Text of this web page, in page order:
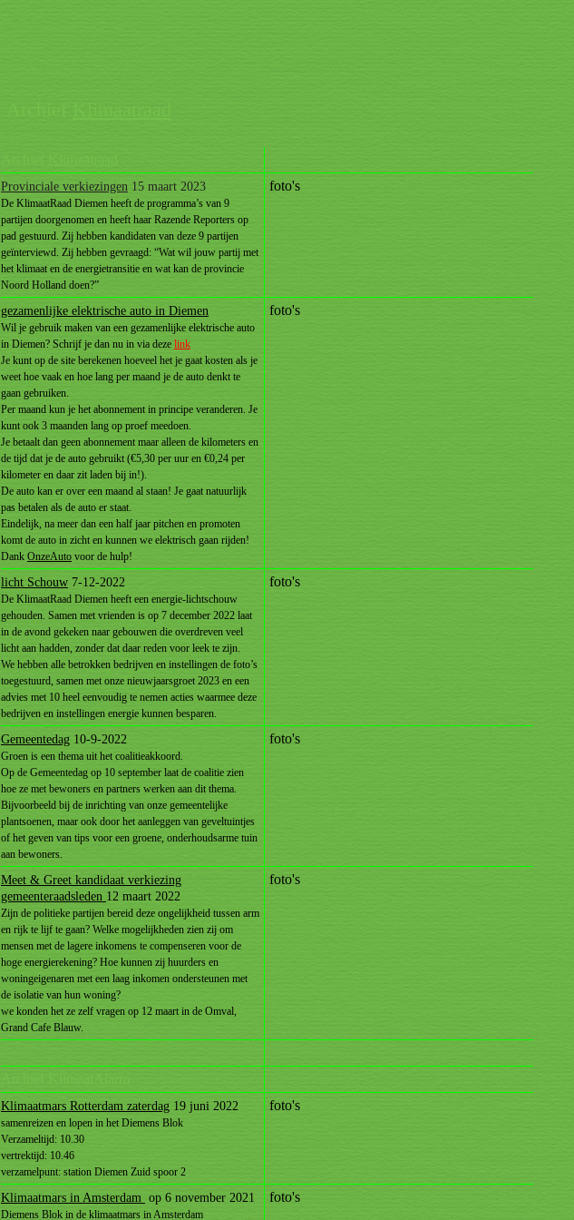
Provinciale verkiezingen 15 maart 2023
De KlimaatRaad Diemen heeft de programma’s van 9
partijen doorgenomen en heeft haar Razende Reporters op
pad gestuurd. Zij hebben kandidaten van deze 9 partijen
geïnterviewd. Zij hebben gevraagd: “Wat wil jouw partij met
het klimaat en de energietransitie en wat kan de provincie
Noord Holland doen?”
foto's
gezamenlijke elektrische auto in Diemen
Wil je gebruik maken van een gezamenlijke elektrische auto
in Diemen? Schrijf je dan nu in via deze link
Je kunt op de site berekenen hoeveel het je gaat kosten als je
weet hoe vaak en hoe lang per maand je de auto denkt te
gaan gebruiken.
Per maand kun je het abonnement in principe veranderen. Je
kunt ook 3 maanden lang op proef meedoen.
Je betaalt dan geen abonnement maar alleen de kilometers en
de tijd dat je de auto gebruikt (€5,30 per uur en €0,24 per
kilometer en daar zit laden bij in!).
De auto kan er over een maand al staan! Je gaat natuurlijk
pas betalen als de auto er staat.
Eindelijk, na meer dan een half jaar pitchen en promoten
komt de auto in zicht en kunnen we elektrisch gaan rijden!
Dank OnzeAuto voor de hulp!
foto's
licht Schouw 7-12-2022
De KlimaatRaad Diemen heeft een energie-lichtschouw
gehouden. Samen met vrienden is op 7 december 2022 laat
in de avond gekeken naar gebouwen die overdreven veel
licht aan hadden, zonder dat daar reden voor leek te zijn.
We hebben alle betrokken bedrijven en instellingen de foto’s
toegestuurd, samen met onze nieuwjaarsgroet 2023 en een
advies met 10 heel eenvoudig te nemen acties waarmee deze
bedrijven en instellingen energie kunnen besparen.
foto's
Gemeentedag 10-9-2022
Groen is een thema uit het coalitieakkoord.
Op de Gemeentedag op 10 september laat de coalitie zien
hoe ze met bewoners en partners werken aan dit thema.
Bijvoorbeeld bij de inrichting van onze gemeentelijke
plantsoenen, maar ook door het aanleggen van geveltuintjes
of het geven van tips voor een groene, onderhoudsarme tuin
aan bewoners.
foto's
Meet & Greet kandidaat verkiezing
gemeenteraadsleden 12 maart 2022
Zijn de politieke partijen bereid deze ongelijkheid tussen arm
en rijk te lijf te gaan? Welke mogelijkheden zien zij om
mensen met de lagere inkomens te compenseren voor de
hoge energierekening? Hoe kunnen zij huurders en
woningeigenaren met een laag inkomen ondersteunen met
de isolatie van hun woning?
we konden het ze zelf vragen op 12 maart in de Omval,
Grand Cafe Blauw.
foto's
Klimaatmars Rotterdam zaterdag 19 juni 2022
samenreizen en lopen in het Diemens Blok
Verzameltijd: 10.30
vertrektijd: 10.46
verzamelpunt: station Diemen Zuid spoor 2
foto's
Klimaatmars in Amsterdam op 6 november 2021
Diemens Blok in de klimaatmars in Amsterdam
foto's